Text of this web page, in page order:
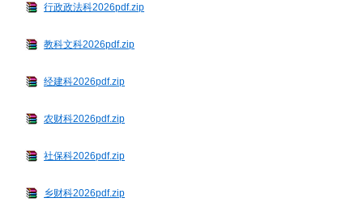
行政政法科2026pdf.zip
教科文科2026pdf.zip
经建科2026pdf.zip
农财科2026pdf.zip
社保科2026pdf.zip
乡财科2026pdf.zip